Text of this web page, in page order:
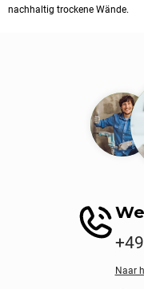
nachhaltig trockene Wände.
Naar